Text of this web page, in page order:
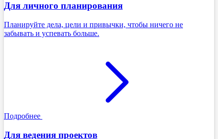
Для личного планирования
Планируйте дела, цели и привычки, чтобы ничего не
забывать и успевать больше.
Подробнее
Для ведения проектов